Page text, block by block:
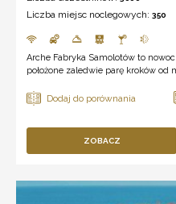
Liczba miejsc noclegowych: 350
Arche Fabryka Samolotów to
położone zaledwie parę kroków od
ZOBACZ